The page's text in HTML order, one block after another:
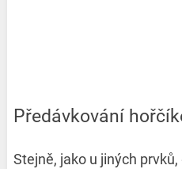
Předávkování
Stejně, jako u jiných